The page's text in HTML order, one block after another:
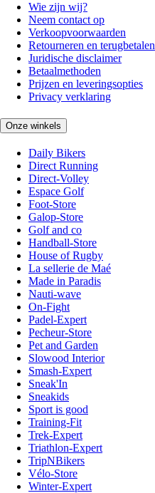
Wie zijn wij?
Neem contact op
Verkoopvoorwaarden
Retourneren en terugbetalen
Juridische disclaimer
Betaalmethoden
Prijzen en leveringsopties
Privacy verklaring
Onze winkels
Daily Bikers
Direct Running
Direct-Volley
Espace Golf
Foot-Store
Galop-Store
Golf and co
Handball-Store
House of Rugby
La sellerie de Maé
Made in Paradis
Nauti-wave
On-Fight
Padel-Expert
Pecheur-Store
Pet and Garden
Slowood Interior
Smash-Expert
Sneak'In
Sneakids
Sport is good
Training-Fit
Trek-Expert
Triathlon-Expert
TripNBikers
Vélo-Store
Winter-Expert